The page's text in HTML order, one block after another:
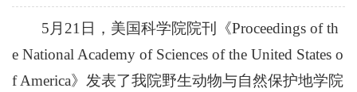
5月21日，美国科学院院刊《Proceedings of th
e National Academy of Sciences of the United States o
f America》发表了我院野生动物与自然保护地学院